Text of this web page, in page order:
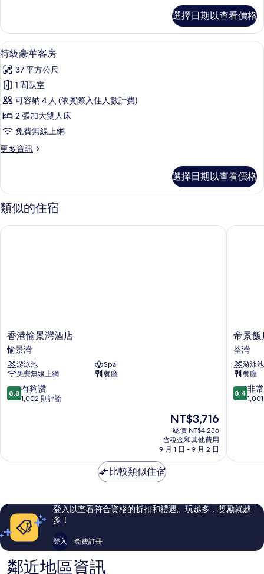
所
有
相
片
客
房
(For
people)
的
詳
情
選擇日期以查看價格
顯
示
特
級
豪
華
房
所
有
相
片
特級豪華客房 | 遮光布/窗簾、熨斗/
1
特級豪華客房
37 平方公尺
1 間臥室
可容納 4 人 (依實際入住人數計費)
2 張加大雙人床
免費無線上網
更多資訊
更
豪
華
客
的
選擇日期以查看價格
類似的住宿
香
港
愉
景
灣
酒
店
香港愉景灣酒店
愉景灣
游泳池
Spa
免費無線上網
餐廳
8.8
分，
夠
評
論
8.8 有夠讚
1,002 則評論
現
在
價
格
為
NT$3,716
總價 NT$4,236
含稅金和其他費用
9 月 1 日 - 9 月 2 日
香港愉景灣酒店
帝
景
飯
店
荃
灣
帝景飯
荃灣
游泳池
餐廳
8.4
分，
常
評
論
8.4 非
帝景飯店
比較類似住宿
登入以查看符合資格的折扣和禮遇。玩越多，獎勵就越
多！
登入 免費註冊
鄰近地區資訊